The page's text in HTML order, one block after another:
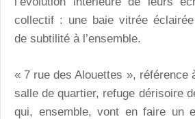
collectif : une baie vitrée
de subtilité à l’ensemble.
« 7 rue des Alouettes », référence
salle de quartier, refuge dérisoire
qui, ensemble, vont en faire un